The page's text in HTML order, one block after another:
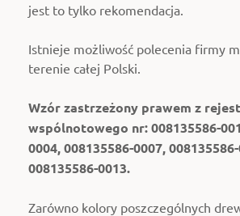
jest to tylko rekomendacja.
Istnieje możliwość polecenia firmy
terenie całej Polski.
Wzór zastrzeżony prawem z
wspólnotowego nr: 008135586-
0004, 008135586-0007,
008135586-0013.
Zarówno kolory poszczególnych